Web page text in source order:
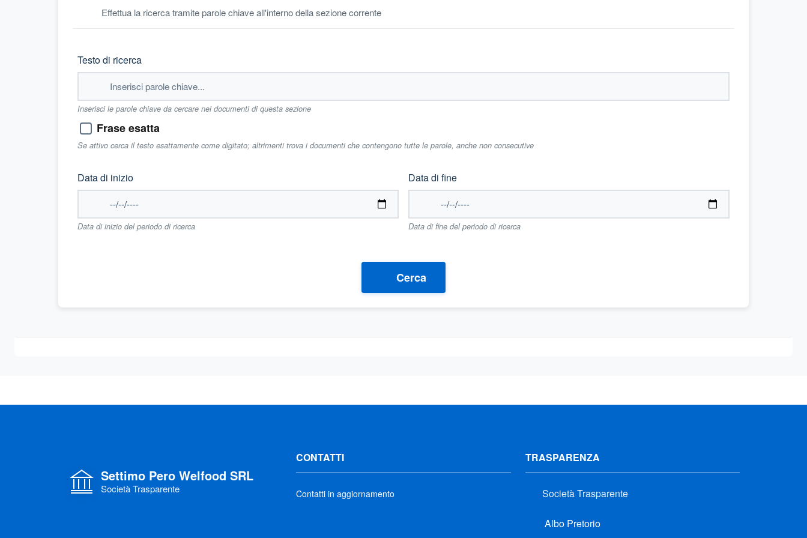
Effettua la ricerca tramite parole chiave all'interno della sezione corrente
Testo di ricerca
Inserisci le parole chiave da cercare nei documenti di questa sezione
Frase esatta
Se attivo cerca il testo esattamente come digitato; altrimenti trova i documenti che contengono tutte le parole, anche non consecutive
Data di inizio
Data di inizio del periodo di ricerca
Data di fine
Data di fine del periodo di ricerca
Cerca
Settimo Pero Welfood SRL
Società Trasparente
CONTATTI
Contatti in aggiornamento
TRASPARENZA
Società Trasparente
Albo Pretorio